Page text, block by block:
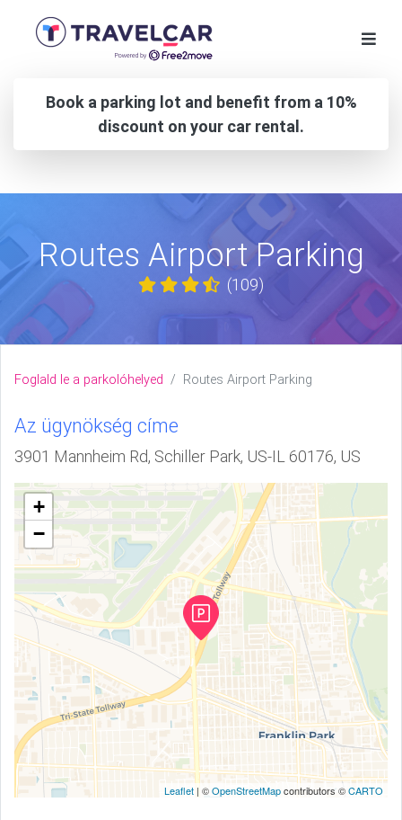
Book a parking lot and benefit from a 10%
discount on your car rental.
Routes Airport Parking
(109)
Foglald le a parkolóhelyed Routes Airport Parking
Az ügynökség címe
3901 Mannheim Rd, Schiller Park, US-IL 60176, US
+
−
Leaflet | ©OpenStreetMapcontributors ©CARTO